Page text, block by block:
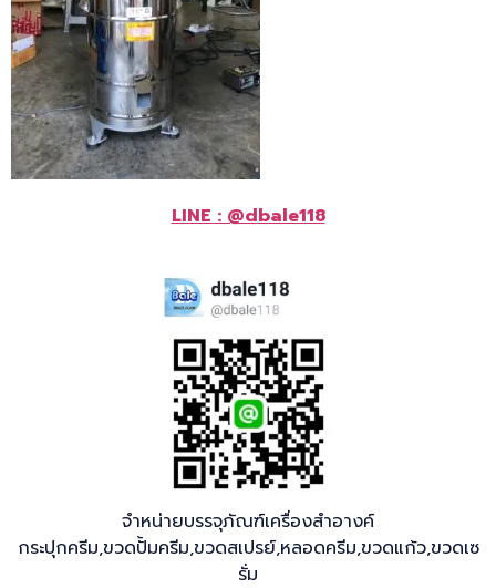
LINE : @dbale118
จำหน่ายบรรจุภัณฑ์เครื่องสำอางค์
กระปุกครีม,ขวดปั้มครีม,ขวดสเปรย์,หลอดครีม,ขวดแก้ว,ขวดเซ
รั่ม